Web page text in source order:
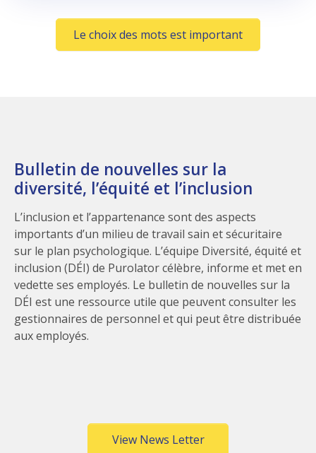
Le choix des mots est important(Opens in a
Bulletin de nouvelles sur la
diversité, l’équité et l’inclusion
L’inclusion et l’appartenance sont des aspects
importants d’un milieu de travail sain et sécuritaire
sur le plan psychologique. L’équipe Diversité, équité et
inclusion (DÉI) de Purolator célèbre, informe et met en
vedette ses employés. Le bulletin de nouvelles sur la
DÉI est une ressource utile que peuvent consulter les
gestionnaires de personnel et qui peut être distribuée
aux employés.
View News Letter(Opens in a new